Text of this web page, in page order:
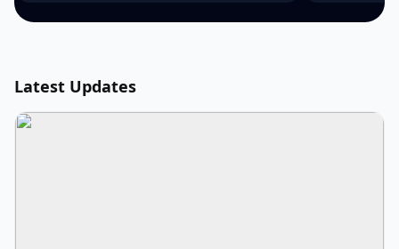
Latest Updates